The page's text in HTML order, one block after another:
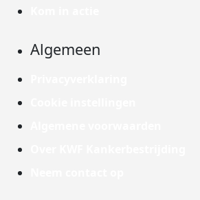
Algemeen